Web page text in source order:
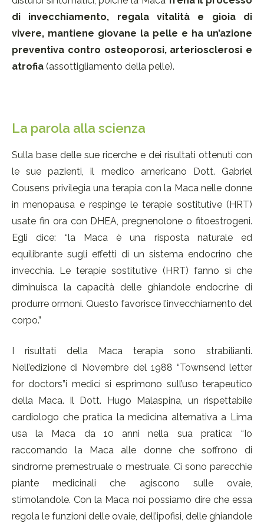
di invecchiamento, regala vitalità e gioia di
vivere, mantiene giovane la pelle e ha un’azione
preventiva contro osteoporosi, arteriosclerosi e
atrofia (assottigliamento della pelle).
La parola alla scienza
Sulla base delle sue ricerche e dei risultati ottenuti con
le sue pazienti, il medico americano Dott. Gabriel
Cousens privilegia una terapia con la Maca nelle donne
in menopausa e respinge le terapie sostitutive (HRT)
usate fin ora con DHEA, pregnenolone o fitoestrogeni.
Egli dice: “la Maca è una risposta naturale ed
equilibrante sugli effetti di un sistema endocrino che
invecchia. Le terapie sostitutive (HRT) fanno sì che
diminuisca la capacità delle ghiandole endocrine di
produrre ormoni. Questo favorisce l’invecchiamento del
corpo.”
I risultati della Maca terapia sono strabilianti.
Nell’edizione di Novembre del 1988 “Townsend letter
for doctors”i medici si esprimono sull’uso terapeutico
della Maca. Il Dott. Hugo Malaspina, un rispettabile
cardiologo che pratica la medicina alternativa a Lima
usa la Maca da 10 anni nella sua pratica: “Io
raccomando la Maca alle donne che soffrono di
sindrome premestruale o mestruale. Ci sono parecchie
piante medicinali che agiscono sulle ovaie,
stimolandole. Con la Maca noi possiamo dire che essa
regola le funzioni delle ovaie, dell’ipofisi, delle ghiandole